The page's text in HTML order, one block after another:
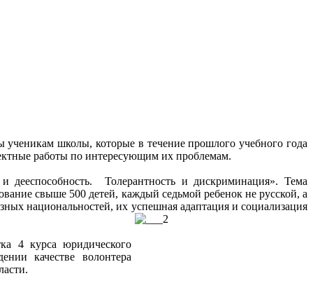
школы, которые в течение прошлого учебного года
работы по интересующим их проблемам.
Толерантность и дискриминация». Тема
свыше 500 детей, каждый седьмой ребенок не русской, а
национальностей, их успешная адаптация и социализация
4 курса юридического
качестве волонтера